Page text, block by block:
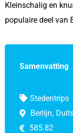
Kleinschalig en
populaire deel van
Samenvatting
Stedentrips
Berlijn,
585.82